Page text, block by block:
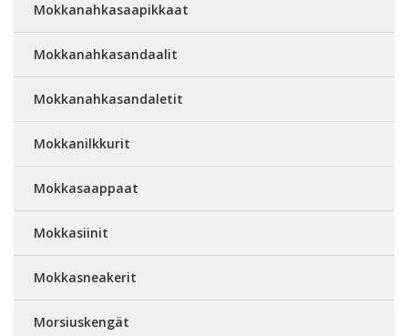
Mokkanahkasaapikkaat
Mokkanahkasandaalit
Mokkanahkasandaletit
Mokkanilkkurit
Mokkasaappaat
Mokkasiinit
Mokkasneakerit
Morsiuskengät